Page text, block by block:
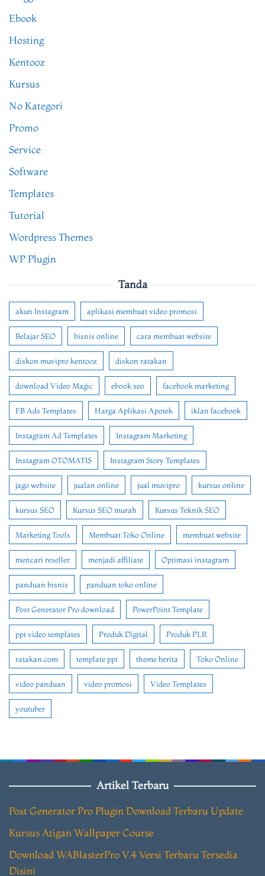
Ebook
Hosting
Kentooz
Kursus
No Kategori
Promo
Service
Software
Templates
Tutorial
Wordpress Themes
WP Plugin
Tanda
akun Instagram aplikasi membuat video promosi
Belajar SEO bisnis online cara membuat website
diskon muvipro kentooz diskon ratakan
download Video Magic ebook seo facebook marketing
FB Ads Templates Harga Aplikasi Apotek iklan facebook
Instagram Ad Templates Instagram Marketing
Instagram OTOMATIS Instagram Story Templates
jago website jualan online jual muvipro kursus online
kursus SEO Kursus SEO murah Kursus Teknik SEO
Marketing Tools Membuat Toko Online membuat website
mencari reseller menjadi affiliate Optimasi instagram
panduan bisnis panduan toko online
Post Generator Pro download PowerPoint Template
ppt video templates Produk Digital Produk PLR
ratakan.com template ppt theme berita Toko Online
video panduan video promosi Video Templates
youtuber
Artikel Terbaru
Post Generator Pro Plugin Download Terbaru Update
Kursus Atigan Wallpaper Course
Download WABlasterPro V.4 Versi Terbaru Tersedia
Disini